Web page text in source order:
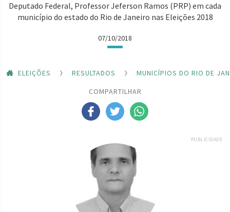
Deputado Federal, Professor Jeferson Ramos (PRP) em cada
município do estado do Rio de Janeiro nas Eleições 2018
07/10/2018
ELEIÇÕES RESULTADOS
MUNICÍPIOS DO RIO DE
COMPARTILHAR
PUBLICIDADE